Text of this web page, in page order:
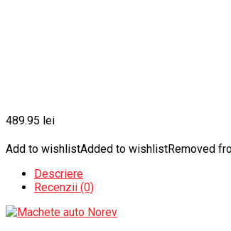
489.95 lei
Add to wishlistAdded to wishlistRemoved
Descriere
Recenzii (0)